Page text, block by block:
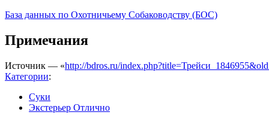
База данных по Охотничьему Собаководству (БОС)
Примечания
Источник — «http://bdros.ru/
Категории:
Суки
Экстерьер Отлично